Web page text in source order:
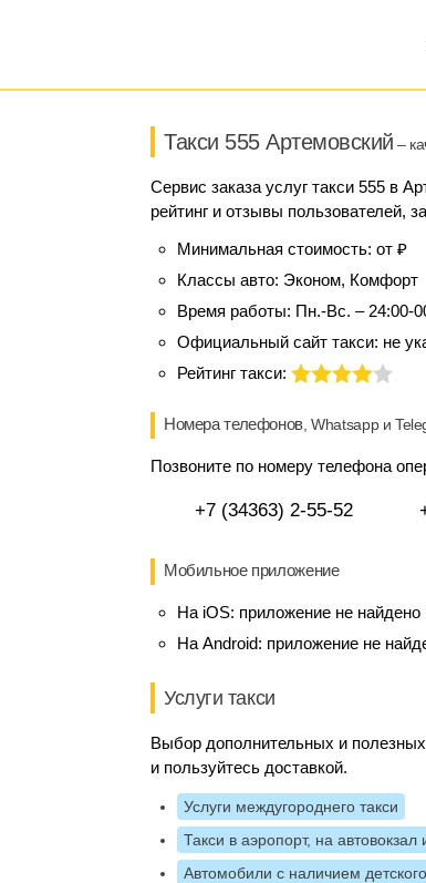
Такси 555 Артемовский –
Сервис заказа услуг такси 555 в
рейтинг и отзывы пользователей,
Минимальная стоимость: от ₽
Классы авто: Эконом, Комфорт
Время работы: Пн.-Вс. – 24:00-
Официальный сайт такси: не
Рейтинг такси:
Номера телефонов, Whatsapp и
Позвоните по номеру телефона
+7 (34363) 2-55-52
Мобильное приложение
На iOS: приложение не найдено
На Android: приложение не
Услуги такси
Выбор дополнительных и
и пользуйтесь доставкой.
Услуги междугороднего такси
Такси в аэропорт, на
Автомобили с наличием